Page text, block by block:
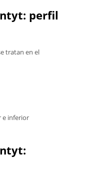
perfil
tratan en el
e inferior